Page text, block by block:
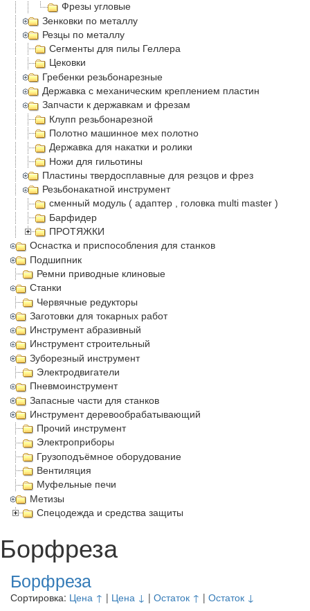
Фрезы угловые
Зенковки по металлу
Резцы по металлу
Сегменты для пилы Геллера
Цековки
Гребенки резьбонарезные
Державка с механическим креплением пластин
Запчасти к державкам и фрезам
Клупп резьбонарезной
Полотно машинное мех полотно
Державка для накатки и ролики
Ножи для гильотины
Пластины твердосплавные для резцов и фрез
Резьбонакатной инструмент
сменный модуль ( адаптер , головка multi master )
Барфидер
ПРОТЯЖКИ
Оснастка и приспособления для станков
Подшипник
Ремни приводные клиновые
Станки
Червячные редукторы
Заготовки для токарных работ
Инструмент абразивный
Инструмент строительный
Зуборезный инструмент
Электродвигатели
Пневмоинструмент
Запасные части для станков
Инструмент деревообрабатывающий
Прочий инструмент
Электроприборы
Грузоподъёмное оборудование
Вентиляция
Муфельные печи
Метизы
Спецодежда и средства защиты
Борфреза
Борфреза
Сортировка: Цена ↑ | Цена ↓ | Остаток ↑ | Остаток ↓